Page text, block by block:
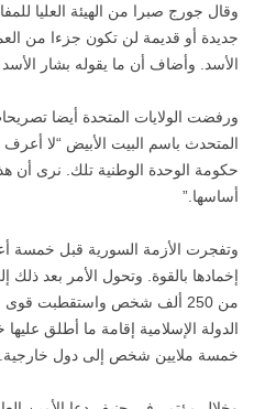
وقال جورج صبرا من الهيئة العليا
جديدة أو قديمة لن تكون جزءا من
الأسد. وأضاف أن ما يقوله بشار الأسد
ورفضت الولايات المتحدة أيضا
المتحدث باسم البيت الأبيض “لا
حكومة الوحدة الوطنية تلك. نرى أن
أساسها.”
وتفجرت الأزمة السورية قبل خمسة
إخمادها بالقوة. وتحول الأمر بعد
من 250 ألف شخص واستقطبت
الدولة الإسلامية إقامة ما أطلق
خمسة ملايين شخص إلى دول خارجية.